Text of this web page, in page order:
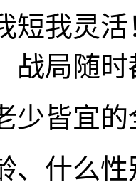
短我灵
战局随
少皆宜
、什么